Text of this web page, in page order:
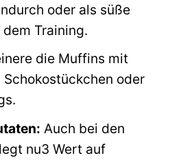
oder als süße
Training.
die Muffins mit
Schokostückchen oder
Auch bei den
nu3 Wert auf